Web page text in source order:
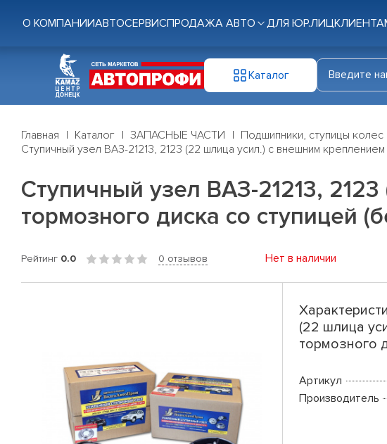
О КОМПАНИИАВТОСЕРВИСПРОДАЖА АВТО ДЛЯ ЮР.ЛИЦ
Каталог
Главная Каталог ЗАПАСНЫЕ ЧАСТИ Подшипники, ступицы колес
Ступичный узел ВАЗ-21213, 2123 (22 шлица усил.) с внешним
Ступичный узел ВАЗ-21213,
тормозного диска со ступицей
Рейтинг 0.0 0 отзывов Нет в наличии
(22 шлица
тормозного
Артикул
Производитель